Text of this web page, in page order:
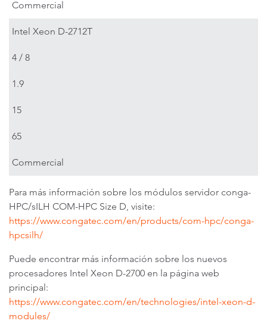
Commercial
Intel Xeon D-2712T
4 / 8
1.9
15
65
Commercial
Para más información sobre los módulos servidor conga-
HPC/sILH COM-HPC Size D, visite:
https://www.congatec.com/en/products/com-hpc/conga-
hpcsilh/
Puede encontrar más información sobre los nuevos
procesadores Intel Xeon D-2700 en la página web
principal:
https://www.congatec.com/en/technologies/intel-xeon-d-
modules/